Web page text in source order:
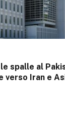
le spalle al
verso Iran e